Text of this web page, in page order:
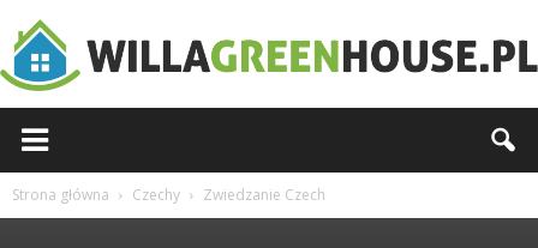
Strona główna Czechy Zwiedzanie Czech